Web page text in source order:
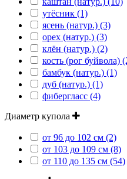
утёсник (1)
ясень (натур.) (3)
орех (натур.) (3)
клён (натур.) (2)
кость (рог буйвола)
бамбук (натур.) (1)
дуб (натур.) (1)
фибергласс (4)
Диаметр купола
от 96 до 102 см (2)
от 103 до 109 см (8)
от 110 до 135 см (54)